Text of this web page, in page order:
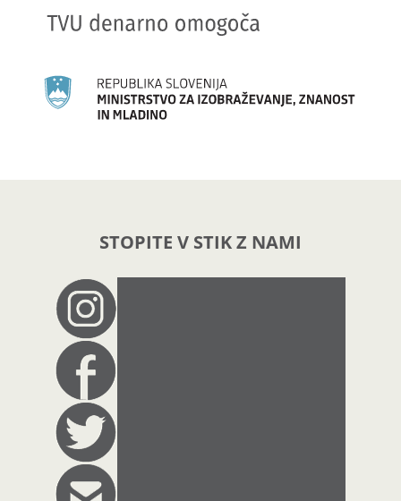
STOPITE V STIK Z NAMI